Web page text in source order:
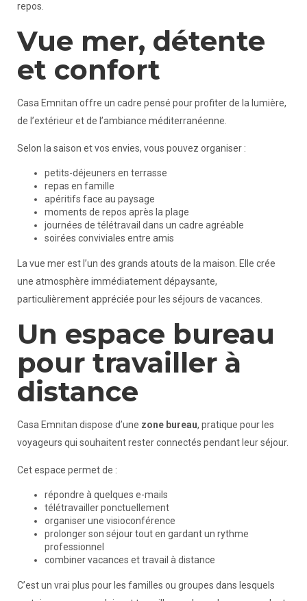
repos.
Vue mer, détente
et confort
Casa Emnitan offre un cadre pensé pour profiter de la lumière,
de l’extérieur et de l’ambiance méditerranéenne.
Selon la saison et vos envies, vous pouvez organiser :
petits-déjeuners en terrasse
repas en famille
apéritifs face au paysage
moments de repos après la plage
journées de télétravail dans un cadre agréable
soirées conviviales entre amis
La vue mer est l’un des grands atouts de la maison. Elle crée
une atmosphère immédiatement dépaysante,
particulièrement appréciée pour les séjours de vacances.
Un espace bureau
pour travailler à
distance
Casa Emnitan dispose d’une zone bureau, pratique pour les
voyageurs qui souhaitent rester connectés pendant leur séjour.
Cet espace permet de :
répondre à quelques e-mails
télétravailler ponctuellement
organiser une visioconférence
prolonger son séjour tout en gardant un rythme
professionnel
combiner vacances et travail à distance
C’est un vrai plus pour les familles ou groupes dans lesquels